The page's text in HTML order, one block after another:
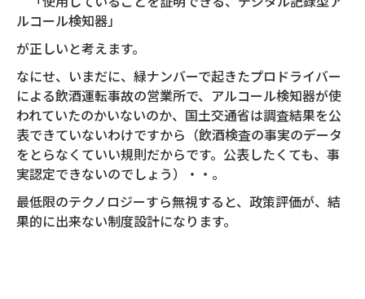
ルコール検知器」
が正しいと考えます。
なにせ、いまだに、緑ナンバーで起きたプロドライバー
による飲酒運転事故の営業所で、アルコール検知器が使
われていたのかいないのか、国土交通省は調査結果を公
表できていないわけですから（飲酒検査の事実のデータ
をとらなくていい規則だからです。公表したくても、事
実認定できないのでしょう）・・。
最低限のテクノロジーすら無視すると、政策評価が、結
果的に出来ない制度設計になります。